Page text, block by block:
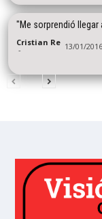
"Me sorprendió llegar
Cristian Re
- 13/01/2016